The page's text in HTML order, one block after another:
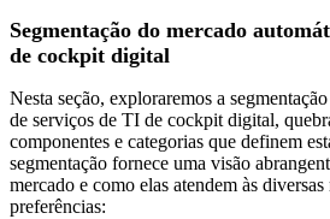
Segmentação do mercado
de cockpit digital
Nesta seção, exploraremos a
de serviços de TI de cockpit digital,
componentes e categorias que definem
segmentação fornece uma visão
mercado e como elas atendem às diversas
preferências: